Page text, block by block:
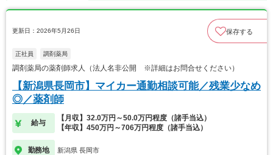
更新日：2026年5月26日 保存する
正社員 調剤薬局
調剤薬局の薬剤師求人（法人名非公開 ※詳細はお問合せください）
【新潟県長岡市】マイカー通勤相談可能／残業少なめ
◎／薬剤師
給与
【月収】32.0万円～50.0万円程度（諸手当込）
【年収】450万円～706万円程度（諸手当込）
勤務地 新潟県 長岡市